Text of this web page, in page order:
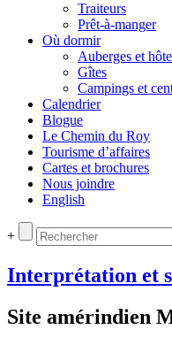
Traiteurs
Prêt-à-manger
Où dormir
Auberges et
Gîtes
Campings et
Calendrier
Blogue
Le Chemin du Roy
Tourisme d’affaires
Cartes et brochures
Nous joindre
English
+
Interprétation et
Site amérindien